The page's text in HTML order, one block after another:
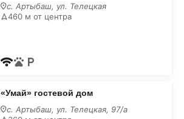
с. Артыбаш, ул. Телецкая
460 м от центра
«Умай» гостевой дом
с. Артыбаш, ул. Телецкая, 97/а